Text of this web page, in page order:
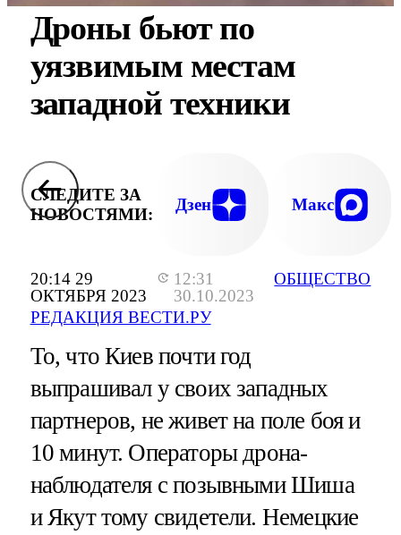
20:14 29
ОКТЯБРЯ 2023
12:31
30.10.2023
РЕДАКЦИЯ ВЕСТИ.РУ
ОБЩЕСТВО
Дроны бьют по
уязвимым местам
западной техники
СЛЕДИТЕ ЗА
НОВОСТЯМИ:
Дзен Макс
То, что Киев почти год
выпрашивал у своих западных
партнеров, не живет на поле боя и
10 минут. Операторы дрона-
наблюдателя с позывными Шиша
и Якут тому свидетели. Немецкие